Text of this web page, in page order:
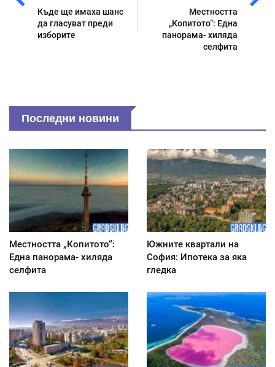
Къде ще имаха шанс
да гласуват преди
изборите
Местността
„Копитото“: Една
панорама- хиляда
селфита
Последни новини
Местността „Копитото“:
Една панорама- хиляда
селфита
Южните квартали на
София: Ипотека за яка
гледка